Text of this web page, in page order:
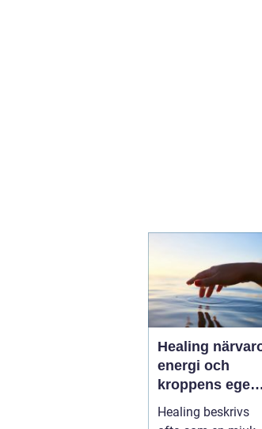
Healing närvaro,
energi och
kroppens egen
förmåga att läka
Healing beskrivs